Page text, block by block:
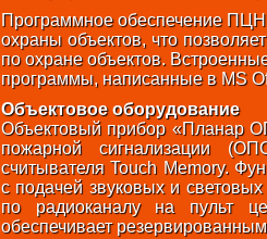
Программное обеспечение
охраны объектов, что
по охране объектов.
программы, написанные в MS
Объектовое оборудование
Объектовый прибор «Планар
пожарной сигнализации
считывателя Touch Memory.
с подачей звуковых и
по радиоканалу на пульт
обеспечивает